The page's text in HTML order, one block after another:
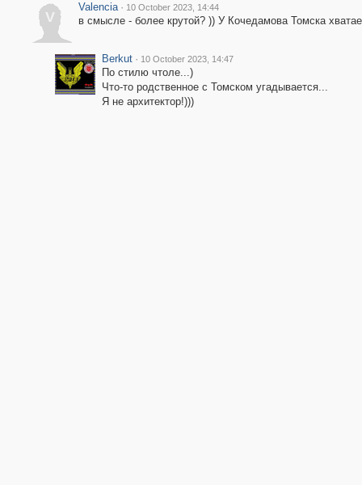
V
Valencia · 10 October 2023, 14:44
в смысле - более крутой? )) У Кочедамова Томска
Berkut · 10 October 2023, 14:47
По стилю чтоле...)
Что-то родственное с Томском угадывается...
Я не архитектор!)))